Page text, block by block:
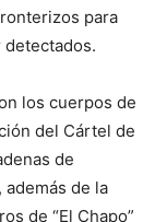
para
detectados.
los cuerpos de
del Cártel de
de
de la
de “El Chapo”